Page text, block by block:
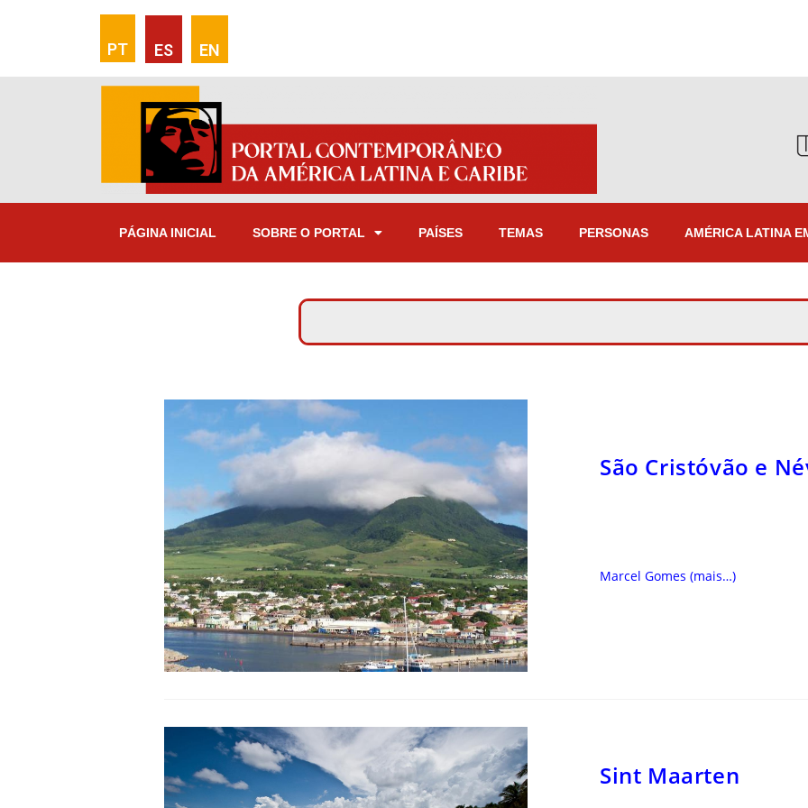
PT ES EN
PÁGINA INICIAL SOBRE O PORTAL PAÍSES TEMAS PERSONAS AMÉRICA LATINA
São Cristóvão e
Marcel Gomes (mais…)
Sint Maarten